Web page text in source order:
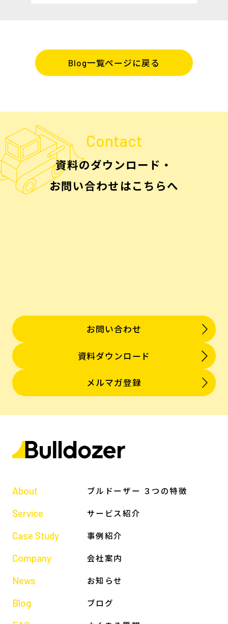
Blog一覧ページに戻る
Contact
資料のダウンロード・
お問い合わせはこちらへ
お問い合わせ
資料ダウンロード
メルマガ登録
About ブルドーザー ３つの特徴
Service サービス紹介
Case Study 事例紹介
Company 会社案内
News お知らせ
Blog ブログ